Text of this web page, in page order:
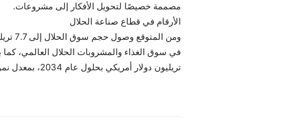
مصممة خصيصًا لتحويل الأفكار إلى مشروعات.
الأرقام في قطاع صناعة الحلال
تريليون دولار أمريكي بحلول عام 2034، بمعدل نمو سنوي قدره 12.42٪